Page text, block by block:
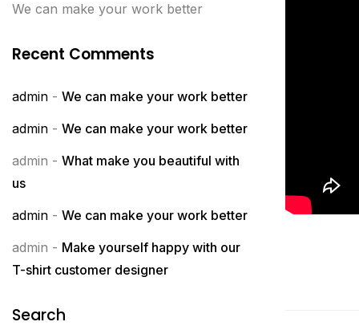
We can make your work better
Recent Comments
admin - We can make your work better
admin - We can make your work better
admin - What make you beautiful with
us
admin - We can make your work better
admin - Make yourself happy with our
T-shirt customer designer
Search